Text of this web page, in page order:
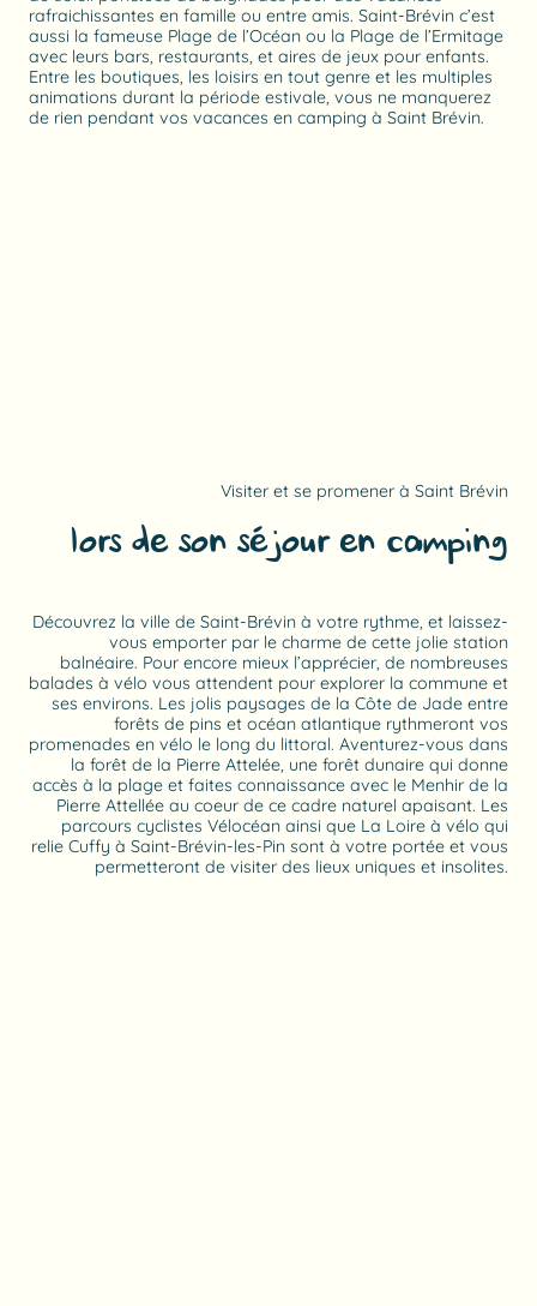
rafraichissantes en famille ou entre amis. Saint-Brévin c’est
aussi la fameuse Plage de l’Océan ou la Plage de l’Ermitage
avec leurs bars, restaurants, et aires de jeux pour enfants.
Entre les boutiques, les loisirs en tout genre et les multiples
animations durant la période estivale, vous ne manquerez
de rien pendant vos vacances en camping à Saint Brévin.
Visiter et se promener à Saint Brévin
lors de son séjour en camping
Découvrez la ville de Saint-Brévin à votre rythme, et laissez-
vous emporter par le charme de cette jolie station
balnéaire. Pour encore mieux l’apprécier, de nombreuses
balades à vélo vous attendent pour explorer la commune et
ses environs. Les jolis paysages de la Côte de Jade entre
forêts de pins et océan atlantique rythmeront vos
promenades en vélo le long du littoral. Aventurez-vous dans
la forêt de la Pierre Attelée, une forêt dunaire qui donne
accès à la plage et faites connaissance avec le Menhir de la
Pierre Attellée au coeur de ce cadre naturel apaisant. Les
parcours cyclistes Vélocéan ainsi que La Loire à vélo qui
relie Cuffy à Saint-Brévin-les-Pin sont à votre portée et vous
permetteront de visiter des lieux uniques et insolites.